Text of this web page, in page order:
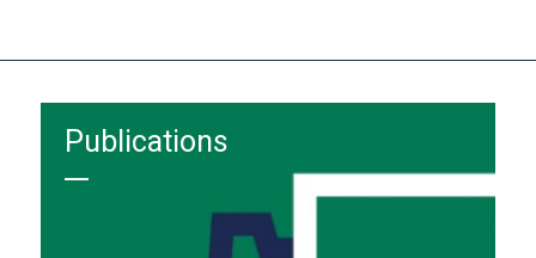
Publications